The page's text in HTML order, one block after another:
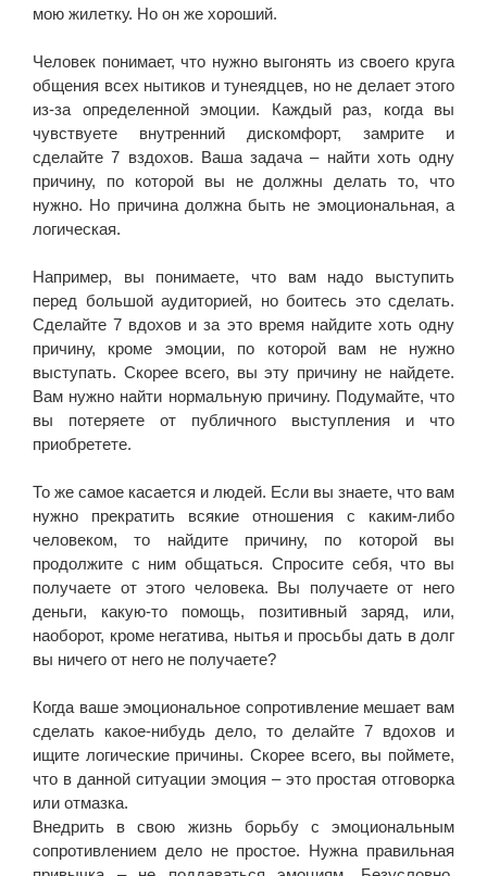
мою жилетку. Но он же хороший.
Человек понимает, что нужно выгонять из своего круга
общения всех нытиков и тунеядцев, но не делает этого
из-за определенной эмоции. Каждый раз, когда вы
чувствуете внутренний дискомфорт, замрите и
сделайте 7 вздохов. Ваша задача – найти хоть одну
причину, по которой вы не должны делать то, что
нужно. Но причина должна быть не эмоциональная, а
логическая.
Например, вы понимаете, что вам надо выступить
перед большой аудиторией, но боитесь это сделать.
Сделайте 7 вдохов и за это время найдите хоть одну
причину, кроме эмоции, по которой вам не нужно
выступать. Скорее всего, вы эту причину не найдете.
Вам нужно найти нормальную причину. Подумайте, что
вы потеряете от публичного выступления и что
приобретете.
То же самое касается и людей. Если вы знаете, что вам
нужно прекратить всякие отношения с каким-либо
человеком, то найдите причину, по которой вы
продолжите с ним общаться. Спросите себя, что вы
получаете от этого человека. Вы получаете от него
деньги, какую-то помощь, позитивный заряд, или,
наоборот, кроме негатива, нытья и просьбы дать в долг
вы ничего от него не получаете?
Когда ваше эмоциональное сопротивление мешает вам
сделать какое-нибудь дело, то делайте 7 вдохов и
ищите логические причины. Скорее всего, вы поймете,
что в данной ситуации эмоция – это простая отговорка
или отмазка.
Внедрить в свою жизнь борьбу с эмоциональным
сопротивлением дело не простое. Нужна правильная